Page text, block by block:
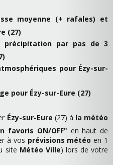
moyenne (+ rafales) et
(27)
précipitation par pas de 3
pour Ézy-sur-
pour Ézy-sur-Eure (27)
Ézy-sur-Eure (27) à la météo
favoris ON/OFF" en haut de
à vos prévisions météo en 1
site Météo Ville) lors de votre